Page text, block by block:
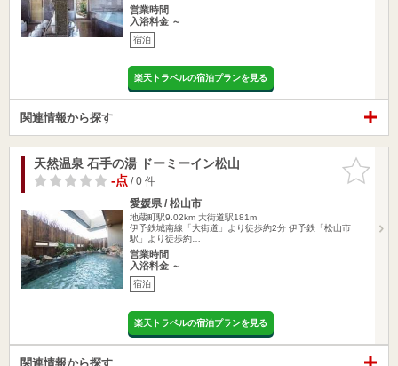
営業時間
入浴料金 ～
宿泊
楽天トラベルの宿泊プランを見る
関連情報から探す
お気に入
りに追加
天然温泉 石手の湯 ドーミーイン松山
-点/ 0 件
愛媛県 / 松山市
地蔵町駅9.02km 大街道駅181m
伊予鉄城南線「大街道」より徒歩約2分 伊予鉄「松山市
駅」より徒歩約…
営業時間
入浴料金 ～
宿泊
楽天トラベルの宿泊プランを見る
関連情報から探す